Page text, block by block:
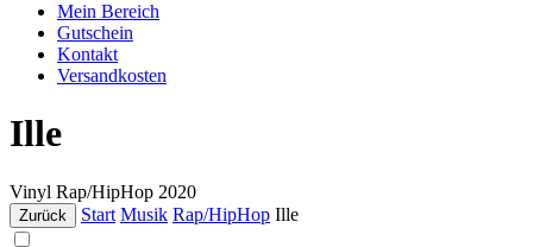
Mein Bereich
Gutschein
Kontakt
Versandkosten
Ille
Vinyl Rap/HipHop 2020
Zurück Start Musik Rap/HipHop Ille